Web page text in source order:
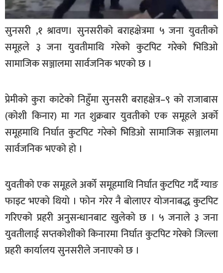
प्रमुख
समाचार
राष्ट्रिय
अन्तराष्ट्रिय
अर्थ
खेलकुद
मनोरञ्जन
भिडियो
अन्य
समाज
शिक्षा
सुनसरी ,१ श्रावण। सुनसरीको बराहक्षेत्रमा ५ जना युवतीको
समूहले ३ जना युवतीमाथि गरेको कुटपिट गरेको भिडिओ
सामाजिक सञ्जालमा सार्वजनिक भएको छ ।
प्रेमीको कुरा काटेको निहुँमा सुनसरी बराहक्षेत्र–९ को राजाबास
(कोशी किनार) मा गत शुक्रबार युवतीको एक समूहले अर्को
समूहमाथि निर्घात कुटपिट गरेको भिडिओ सामाजिक सञ्जालमा
सार्वजनिक भएको हो ।
युवतीको एक समूहले अर्को समूहमाथि निर्घात कुटपिट गर्दै ग्याङ
फाइट भएको थियो । फोन गरेर नै बोलाएर योजनाबद्ध कुटपिट
गरिएको प्रहरी अनुसन्धानबाट खुलेको छ । ५ जनाले ३ जना
युवतीलाई सप्तकोशीको किनारमा निर्घात कुटपिट गरेको जिल्ला
प्रहरी कार्यालय सुनसरीले जनाएको छ ।